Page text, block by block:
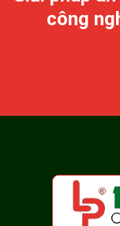
công